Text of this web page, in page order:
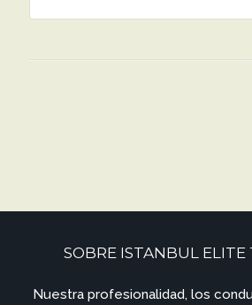
SOBRE ISTANBUL ELITE
Nuestra profesionalidad, los